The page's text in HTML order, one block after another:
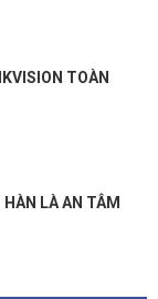
TOÀN
LÀ AN TÂM